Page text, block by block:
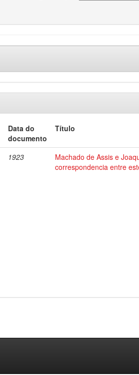
Data do
documento
Título
1923
Machado de Assis e
correspondencia entre